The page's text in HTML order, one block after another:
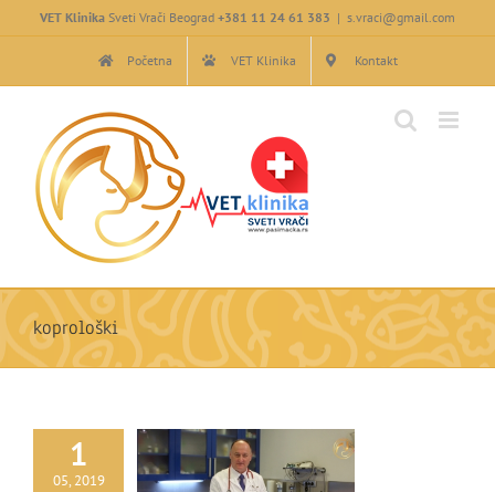
VET Klinika Sveti Vrači Beograd +381 11 24 61 383 | s.vraci@gmail.com
Početna VET Klinika Kontakt
koprološki
1
05, 2019